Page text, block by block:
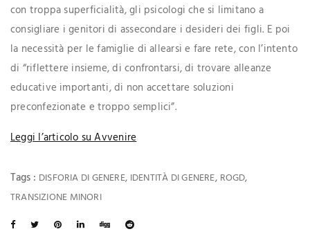
con troppa superficialità, gli psicologi che si limitano a
consigliare i genitori di assecondare i desideri dei figli. E poi
la necessità per le famiglie di allearsi e fare rete, con l’intento
di “riflettere insieme, di confrontarsi, di trovare alleanze
educative importanti, di non accettare soluzioni
preconfezionate e troppo semplici”.
Leggi l’articolo su Avvenire
Tags : DISFORIA DI GENERE, IDENTITÀ DI GENERE, ROGD,
TRANSIZIONE MINORI